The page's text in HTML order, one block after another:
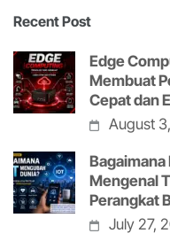
Recent Post
Edge
Membuat
Cepat dan
August
Mengenal
Perangkat
July 27,